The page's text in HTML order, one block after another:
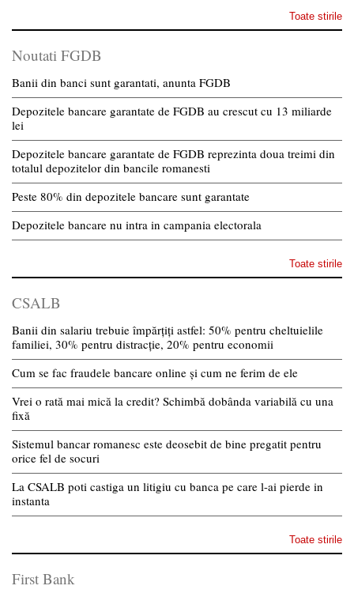
Toate stirile
Noutati FGDB
Banii din banci sunt garantati, anunta FGDB
Depozitele bancare garantate de FGDB au crescut cu 13 miliarde
lei
Depozitele bancare garantate de FGDB reprezinta doua treimi din
totalul depozitelor din bancile romanesti
Peste 80% din depozitele bancare sunt garantate
Depozitele bancare nu intra in campania electorala
Toate stirile
CSALB
Banii din salariu trebuie împărțiți astfel: 50% pentru cheltuielile
familiei, 30% pentru distracție, 20% pentru economii
Cum se fac fraudele bancare online și cum ne ferim de ele
Vrei o rată mai mică la credit? Schimbă dobânda variabilă cu una
fixă
Sistemul bancar romanesc este deosebit de bine pregatit pentru
orice fel de socuri
La CSALB poti castiga un litigiu cu banca pe care l-ai pierde in
instanta
Toate stirile
First Bank